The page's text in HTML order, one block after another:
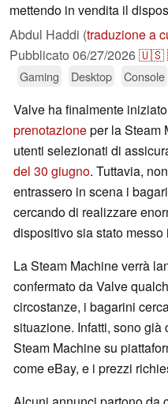
mettendo in vendita il
Abdul Haddi (traduzione a
Pubblicato 06/27/2026🇺🇸
Gaming Desktop Console
Valve ha finalmente
prenotazioneper la Steam
utenti selezionati di
del 30 giugno. Tuttavia,
entrassero in scena i
cercando di realizzare
dispositivo sia stato messo
La Steam Machine verrà
confermato da Valve
circostanze, i bagarini
situazione. Infatti, sono
Steam Machine su
come eBay, e i prezzi